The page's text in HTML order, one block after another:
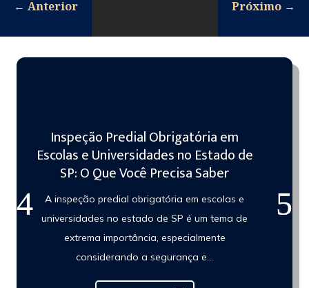
← Anterior Próximo →
Inspeção Predial Obrigatória em
Escolas e Universidades no Estado de
SP: O Que Você Precisa Saber
A inspeção predial obrigatória em escolas e
universidades no estado de SP é um tema de
extrema importância, especialmente
considerando a segurança e...